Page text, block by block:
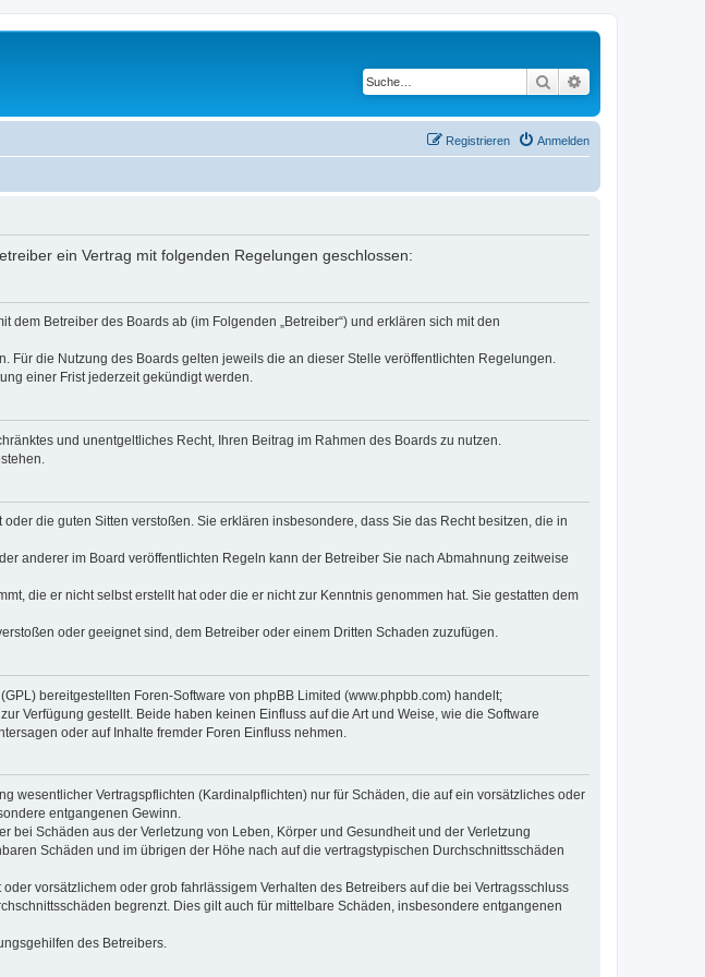
Suche
Anmelden
Registrieren
ein Vertrag mit folgenden Regelungen geschlossen:
dem Betreiber des Boards ab (im Folgenden „Betreiber“) und erklären sich mit den
die Nutzung des Boards gelten jeweils die an dieser Stelle veröffentlichten Regelungen.
einer Frist jederzeit gekündigt werden.
und unentgeltliches Recht, Ihren Beitrag im Rahmen des Boards zu nutzen.
die guten Sitten verstoßen. Sie erklären insbesondere, dass Sie das Recht besitzen, die in
anderer im Board veröffentlichten Regeln kann der Betreiber Sie nach Abmahnung zeitweise
die er nicht selbst erstellt hat oder die er nicht zur Kenntnis genommen hat. Sie gestatten dem
oder geeignet sind, dem Betreiber oder einem Dritten Schaden zuzufügen.
(GPL) bereitgestellten Foren-Software von phpBB Limited (www.phpbb.com) handelt;
Verfügung gestellt. Beide haben keinen Einfluss auf die Art und Weise, wie die Software
oder auf Inhalte fremder Foren Einfluss nehmen.
wesentlicher Vertragspflichten (Kardinalpflichten) nur für Schäden, die auf ein vorsätzliches oder
entgangenen Gewinn.
Schäden aus der Verletzung von Leben, Körper und Gesundheit und der Verletzung
Schäden und im übrigen der Höhe nach auf die vertragstypischen Durchschnittsschäden
vorsätzlichem oder grob fahrlässigem Verhalten des Betreibers auf die bei Vertragsschluss
begrenzt. Dies gilt auch für mittelbare Schäden, insbesondere entgangenen
des Betreibers.